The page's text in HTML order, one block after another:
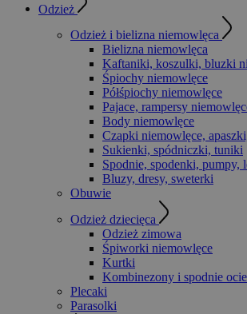
Odzież
Odzież i bielizna niemowlęca
Bielizna niemowlęca
Kaftaniki, koszulki, bluzki
Śpiochy niemowlęce
Półśpiochy niemowlęce
Pajace, rampersy
Body niemowlęce
Czapki niemowlęce,
Sukienki, spódniczki, tuniki
Spodnie, spodenki, pumpy,
Bluzy, dresy, sweterki
Obuwie
Odzież dziecięca
Odzież zimowa
Śpiworki niemowlęce
Kurtki
Kombinezony i spodnie
Plecaki
Parasolki